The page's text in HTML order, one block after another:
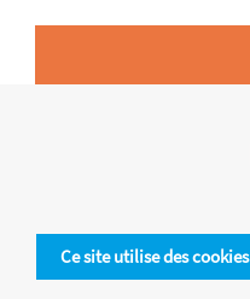
Ce site utilise des cookies